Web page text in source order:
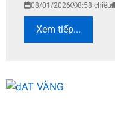
08/01/2026 8:58 chiều
Xem tiếp...